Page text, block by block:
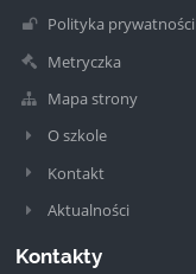
Polityka prywatności
Metryczka
Mapa strony
O szkole
Kontakt
Aktualności
Kontakty